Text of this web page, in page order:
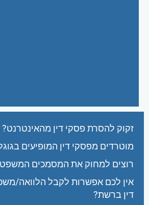
זקוק להסרת פסקי דין מהאינטרנט?
מוטרדים מפסקי דין המופיעים
רוצים למחוק את המסמכים
אין לכם אפשרות לקבל הלוואה/
דין ברשת?